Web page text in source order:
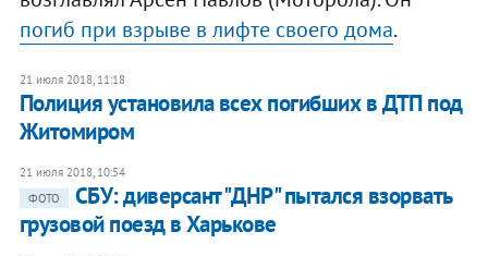
погиб при взрыве в лифте своего дома.
21 июля 2018, 11:18
Полиция установила всех погибших в ДТП под
Житомиром
21 июля 2018, 10:54
ФОТО
СБУ: диверсант "ДНР" пытался взорвать
грузовой поезд в Харькове